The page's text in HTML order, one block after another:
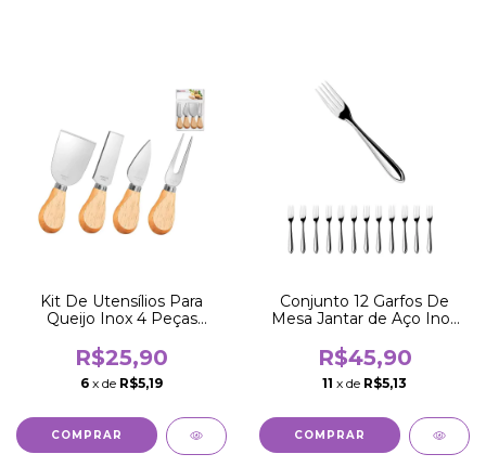
Kit De Utensílios Para
Queijo Inox 4 Peças
R$25,90
6 x de R$5,19
Conjunto 12 Garfos De
Mesa Jantar de Aço Inox
R$45,90
11 x de R$5,13